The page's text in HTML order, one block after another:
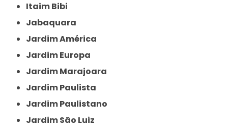
Itaim Bibi
Jabaquara
Jardim América
Jardim Europa
Jardim Marajoara
Jardim Paulista
Jardim Paulistano
Jardim São Luiz